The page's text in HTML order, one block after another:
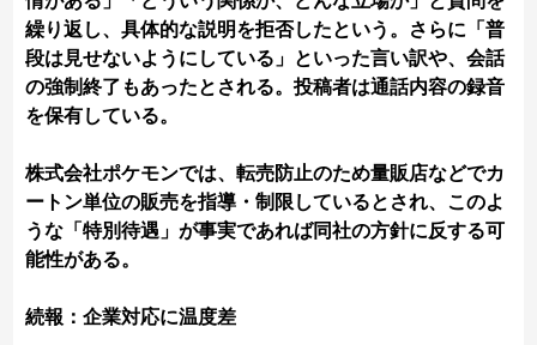
繰り返し、具体的な説明を拒否したという。さらに「普
段は見せないようにしている」といった言い訳や、会話
の強制終了もあったとされる。投稿者は通話内容の録音
を保有している。
株式会社ポケモンでは、転売防止のため量販店などでカ
ートン単位の販売を指導・制限しているとされ、このよ
うな「特別待遇」が事実であれば同社の方針に反する可
能性がある。
続報：企業対応に温度差